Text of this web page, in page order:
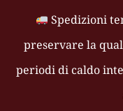
Spedizioni
preservare la
periodi di caldo